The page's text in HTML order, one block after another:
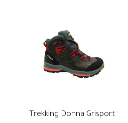
Trekking Donna Grisport